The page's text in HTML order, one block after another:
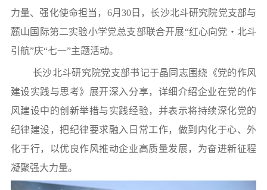
力量、强化使命担当，6月30日，长沙北斗研究院党支部与
麓山国际第二实验小学党总支部联合开展“红心向党・北斗
引航”庆“七一”主题活动。
长沙北斗研究院党支部书记于晶同志围绕《党的作风
建设实践与思考》展开深入分享，详细介绍企业在党的作
风建设中的创新举措与实践经验，并表示将持续深化党的
纪律建设，把纪律要求融入日常工作，做到内化于心、外
化于行，以优良作风推动企业高质量发展，为奋进新征程
凝聚强大力量。